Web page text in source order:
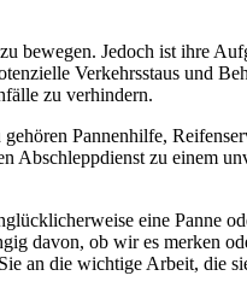
bewegen. Jedoch ist ihre
Verkehrsstaus und
zu verhindern.
Pannenhilfe,
zu einem
eine Panne
davon, ob wir es merken
an die wichtige Arbeit, die